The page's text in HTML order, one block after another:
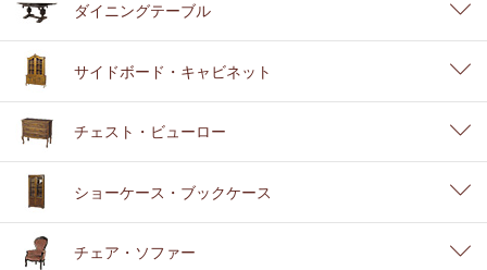
ダイニングテーブル
サイドボード・キャビネット
チェスト・ビューロー
ショーケース・ブックケース
チェア・ソファー